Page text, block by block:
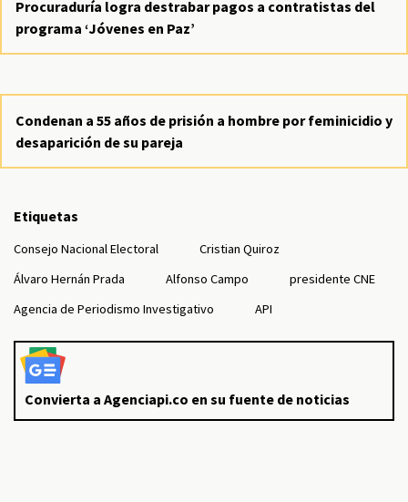
Procuraduría logra destrabar pagos a contratistas del
programa ‘Jóvenes en Paz’
Condenan a 55 años de prisión a hombre por feminicidio y
desaparición de su pareja
Etiquetas
Consejo Nacional Electoral
Cristian Quiroz
Álvaro Hernán Prada
Alfonso Campo
presidente CNE
Agencia de Periodismo Investigativo
API
Convierta a Agenciapi.co en su fuente de noticias